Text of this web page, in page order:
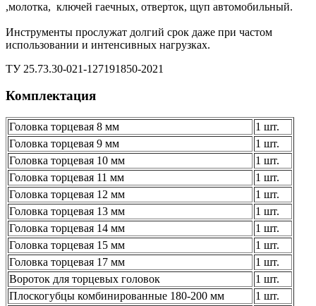
,молотка, ключей гаечных, отверток, щуп автомобильный.
Инструменты прослужат долгий срок даже при частом
использовании и интенсивных нагрузках.
ТУ 25.73.30-021-127191850-2021
Комплектация
Головка торцевая 8 мм
1 шт.
Головка торцевая 9 мм
1 шт.
Головка торцевая 10 мм
1 шт.
Головка торцевая 11 мм
1 шт.
Головка торцевая 12 мм
1 шт.
Головка торцевая 13 мм
1 шт.
Головка торцевая 14 мм
1 шт.
Головка торцевая 15 мм
1 шт.
Головка торцевая 17 мм
1 шт.
Вороток для торцевых головок
1 шт.
Плоскогубцы комбинированные 180-200 мм
1 шт.